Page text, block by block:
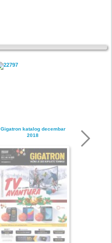
Gigatron katalog decembar
2018